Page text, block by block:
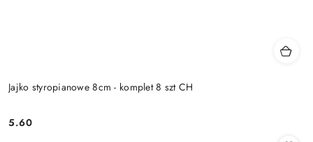
Jajko styropianowe 8cm - komplet 8 szt CH
Cena:
5.60